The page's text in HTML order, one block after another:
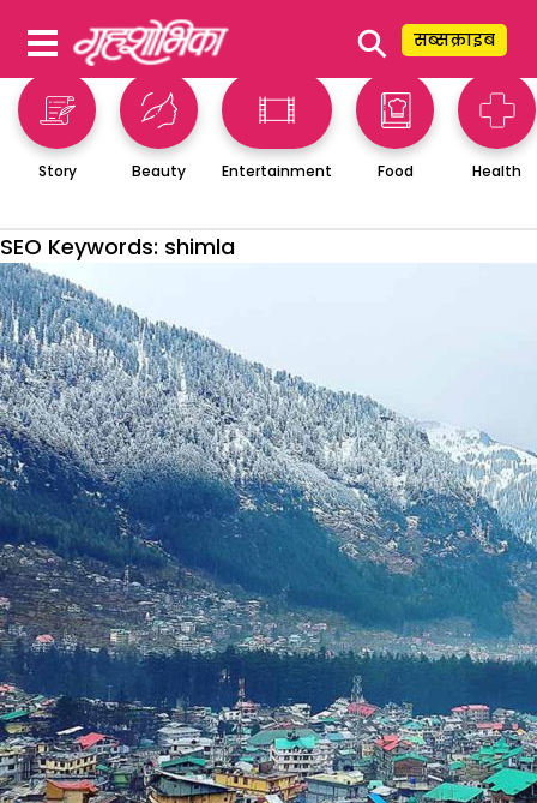
⚲ सब्सक्राइब
Story Beauty Entertainment Food Health
SEO Keywords: shimla